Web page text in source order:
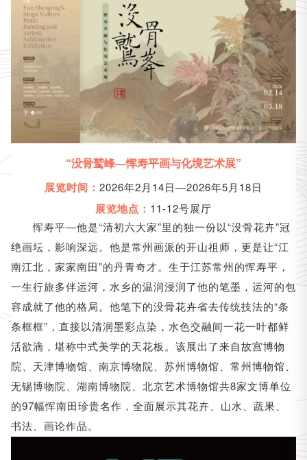
“没骨鹫峰—恽寿平画与化境艺术展”
展览时间： 2026年2月14日—2026年5月18日
展览地点： 11-12号展厅
恽寿平—他是“清初六大家”里的独一份以“没骨花卉”冠
绝画坛，影响深远。他是常州画派的开山祖师，更是让“江
南江北，家家南田”的丹青奇才。生于江苏常州的恽寿平，
一生行旅多伴运河，水乡的温润浸润了他的笔墨，运河的包
容成就了他的格局。他笔下的没骨花卉省去传统技法的“条
条框框”，直接以清润墨彩点染，水色交融间一花一叶都鲜
活欲滴，堪称中式美学的天花板。该展出了来自故宫博物
院、天津博物馆、南京博物院、苏州博物馆、常州博物馆、
无锡博物院、湖南博物院、北京艺术博物馆共8家文博单位
的97幅恽南田珍贵名作，全面展示其花卉、山水、蔬果、
书法、画论作品。